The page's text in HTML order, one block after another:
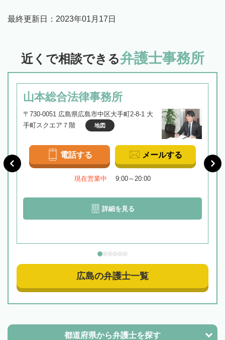
最終更新日： 2023年01月17日
近くで相談できる弁護士事務所
山本総合法律事務所
〒730-0051 広島県広島市中区大手町2-8-1 大
手町スクエア７階
地図
電話する メールする
現在営業中 9:00～20:00
詳細を見る
広島の弁護士一覧
都道府県から弁護士を探す